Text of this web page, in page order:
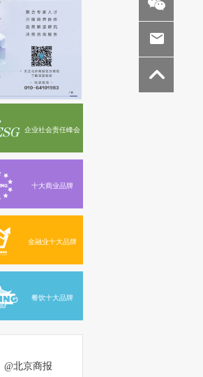
企业社会责任峰会
十大商业品牌
金融业十大品牌
餐饮十大品牌
@北京商报